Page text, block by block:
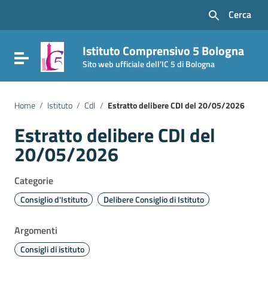
Vai al footer
Cerca
Attiva / disattiva la navigazione
Istituto Comprensivo 5 Bologna
Sito web ufficiale dell'IC 5 di Bologna
Home / Istituto / CdI / Estratto delibere CDI del 20/05/2026
Estratto delibere CDI del
20/05/2026
Categorie
Consiglio d'Istituto Delibere Consiglio di Istituto
Argomenti
Consigli di istituto